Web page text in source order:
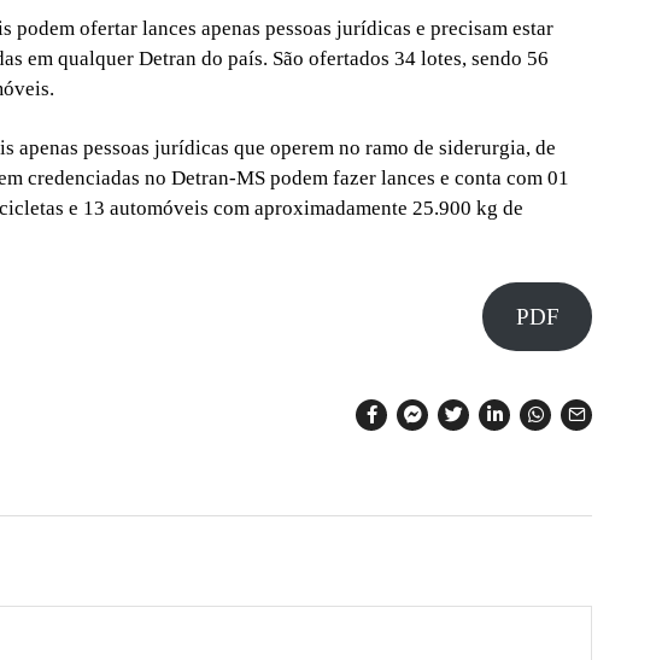
podem ofertar lances apenas pessoas jurídicas e precisam estar
em qualquer Detran do país. São ofertados 34 lotes, sendo 56
apenas pessoas jurídicas que operem no ramo de siderurgia, de
credenciadas no Detran-MS podem fazer lances e conta com 01
e 13 automóveis com aproximadamente 25.900 kg de
PDF